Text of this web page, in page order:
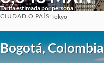
Tarifa estimada por persona
See
CIUDAD O PAÍS:Tokyo
Bogotá, Colombia